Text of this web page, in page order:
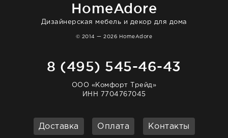
HomeAdore
Дизайнерская мебель и декор для дома
© 2014 — 2026 HomeAdore
8 (495) 545-46-43
ООО «Комфорт Трейд»
ИНН 7704767045
Доставка Оплата Контакты